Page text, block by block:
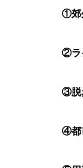
①郊
②ラ
③脱
④都